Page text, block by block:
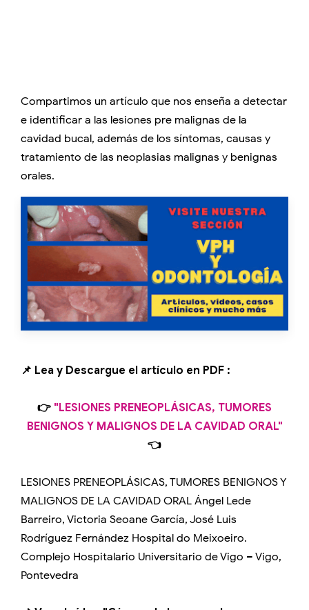
Compartimos un artículo que nos enseña a detectar
e identificar a las lesiones pre malignas de la
cavidad bucal, además de los síntomas, causas y
tratamiento de las neoplasias malignas y benignas
orales.
📌 Lea y Descargue el artículo en PDF :
👉 "LESIONES PRENEOPLÁSICAS, TUMORES
BENIGNOS Y MALIGNOS DE LA CAVIDAD ORAL"
👈
LESIONES PRENEOPLÁSICAS, TUMORES BENIGNOS Y
MALIGNOS DE LA CAVIDAD ORAL Ángel Lede
Barreiro, Victoria Seoane García, José Luis
Rodríguez Fernández Hospital do Meixoeiro.
Complejo Hospitalario Universitario de Vigo – Vigo,
Pontevedra